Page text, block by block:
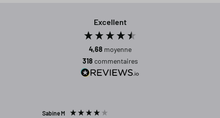
Excellent
4,68 moyenne
318 commentaires
Sabine M